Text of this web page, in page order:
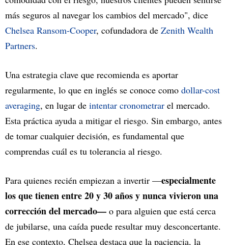
más seguros al navegar los cambios del mercado", dice
Chelsea Ransom-Cooper, cofundadora de Zenith Wealth
Partners.
Una estrategia clave que recomienda es aportar
regularmente, lo que en inglés se conoce como dollar-cost
averaging, en lugar de intentar cronometrar el mercado.
Esta práctica ayuda a mitigar el riesgo. Sin embargo, antes
de tomar cualquier decisión, es fundamental que
comprendas cuál es tu tolerancia al riesgo.
Para quienes recién empiezan a invertir —especialmente
los que tienen entre 20 y 30 años y nunca vivieron una
corrección del mercado— o para alguien que está cerca
de jubilarse, una caída puede resultar muy desconcertante.
En ese contexto, Chelsea destaca que la paciencia, la